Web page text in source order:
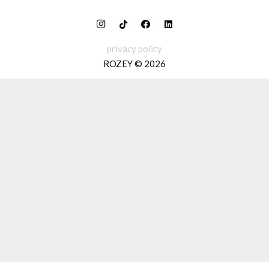
privacy policy
ROZEY © 2026